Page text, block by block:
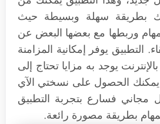
بطريقة سهلة وبسيطة حيث
وربطها مع بعضها البعض عن
التطبيق يوفر إمكانية المزامنة
يوجد به مزايا تحتاج إلى
الحصول على نسختي الآي
مجاني فسارع بتجربة التطبيق
بطريقة مصورة رائعة.